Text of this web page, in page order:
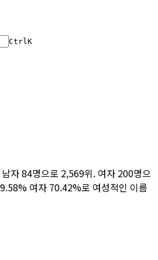
CtrlK
자 84명으로 2,569위. 여자 200명으
여자 70.42%로 여성적인 이름